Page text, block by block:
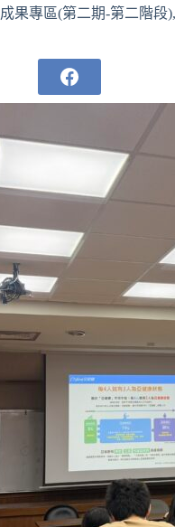
成果專區(第二期-第二階段),